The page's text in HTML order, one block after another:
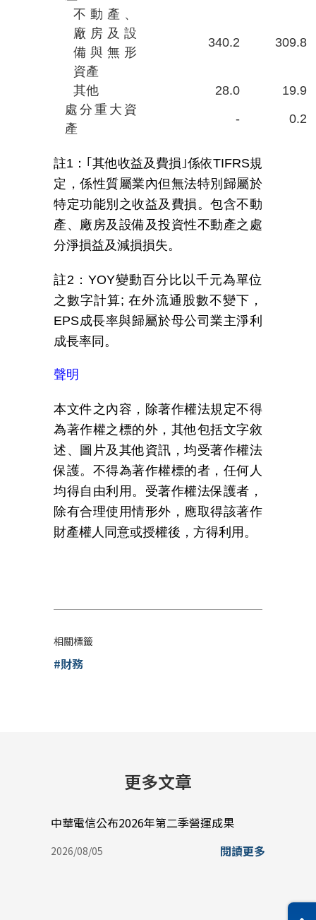
不動產、
廠房及設
備與無形
資產
340.2 309.8
其他 28.0
19.9
處分重大資
產
- 0.2
註1 ：｢其他收益及費損｣係依TIFRS規
定，係性質屬業內但無法特別歸屬於
特定功能別之收益及費損。包含不動
產、廠房及設備及投資性不動產之處
分淨損益及減損損失。
註2 ： YOY變動百分比以千元為單位
之數字計算;在外流通股數不變下，
EPS成長率與歸屬於母公司業主淨利
成長率同。
聲明
本文件之內容，除著作權法規定不得
為著作權之標的外，其他包括文字敘
述、圖片及其他資訊，均受著作權法
保護。不得為著作權標的者，任何人
均得自由利用。受著作權法保護者，
除有合理使用情形外，應取得該著作
財產權人同意或授權後，方得利用 。
相關標籤
#財務
更多文章
中華電信公布2026年第二季營運成果
2026/08/05 閱讀更多